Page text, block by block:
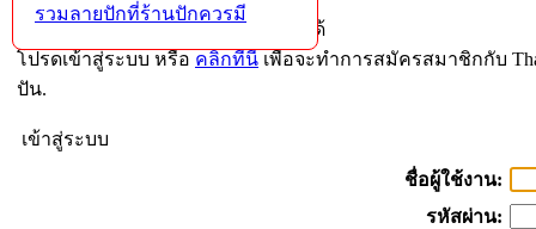
สมาชิกเท่านั้นที่จะเข้าใช้งานส่วนนี้ได้
โปรดเข้าสู่ระบบ หรือ คลิกที่นี่ เพื่อจะทำการสมัครสมาชิกกับ
ปัน.
เข้าสู่ระบบ
ชื่อผู้ใช้งาน:
รหัสผ่าน:
รวมลายปักที่ร้านปักควรมี